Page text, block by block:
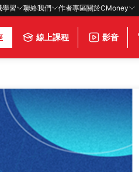
學習 聯絡我們 作者專區關於CMoney
線上課程 影音